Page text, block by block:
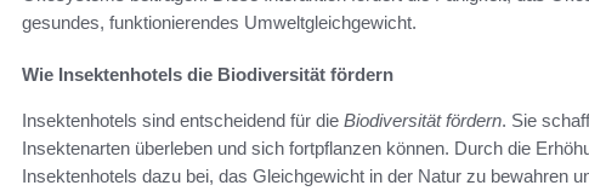
gesundes, funktionierendes Umweltgleichgewicht.
Wie Insektenhotels die Biodiversität fördern
Insektenhotels sind entscheidend für die Biodiversität fördern. Sie
Insektenarten überleben und sich fortpflanzen können. Durch die
Insektenhotels dazu bei, das Gleichgewicht in der Natur zu bewahren